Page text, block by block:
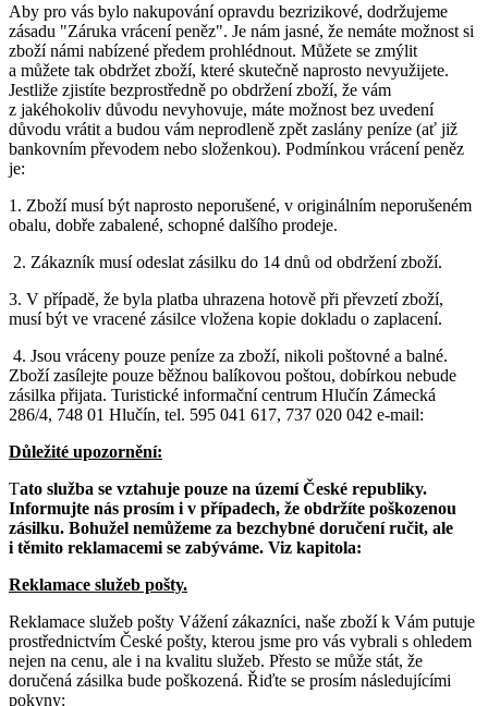
Aby pro vás bylo nakupování opravdu bezrizikové, dodržujeme
zásadu "Záruka vrácení peněz". Je nám jasné, že nemáte možnost si
zboží námi nabízené předem prohlédnout. Můžete se zmýlit
a můžete tak obdržet zboží, které skutečně naprosto nevyužijete.
Jestliže zjistíte bezprostředně po obdržení zboží, že vám
z jakéhokoliv důvodu nevyhovuje, máte možnost bez uvedení
důvodu vrátit a budou vám neprodleně zpět zaslány peníze (ať již
bankovním převodem nebo složenkou). Podmínkou vrácení peněz
je:
1. Zboží musí být naprosto neporušené, v originálním neporušeném
obalu, dobře zabalené, schopné dalšího prodeje.
2. Zákazník musí odeslat zásilku do 14 dnů od obdržení zboží.
3. V případě, že byla platba uhrazena hotově při převzetí zboží,
musí být ve vracené zásilce vložena kopie dokladu o zaplacení.
4. Jsou vráceny pouze peníze za zboží, nikoli poštovné a balné.
Zboží zasílejte pouze běžnou balíkovou poštou, dobírkou nebude
zásilka přijata. Turistické informační centrum Hlučín Zámecká
286/4, 748 01 Hlučín, tel. 595 041 617, 737 020 042 e-mail:
Důležité upozornění:
Tato služba se vztahuje pouze na území České republiky.
Informujte nás prosím i v případech, že obdržíte poškozenou
zásilku. Bohužel nemůžeme za bezchybné doručení ručit, ale
i těmito reklamacemi se zabýváme. Viz kapitola:
Reklamace služeb pošty.
Reklamace služeb pošty Vážení zákazníci, naše zboží k Vám putuje
prostřednictvím České pošty, kterou jsme pro vás vybrali s ohledem
nejen na cenu, ale i na kvalitu služeb. Přesto se může stát, že
doručená zásilka bude poškozená. Řiďte se prosím následujícími
pokyny: